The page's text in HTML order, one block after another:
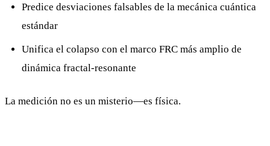
Predice desviaciones falsables de la mecánica cuántica
estándar
Unifica el colapso con el marco FRC más amplio de
dinámica fractal-resonante
La medición no es un misterio—es física.